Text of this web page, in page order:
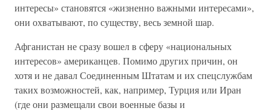
интересы» становятся «жизненно важными интересами»,
они охватывают, по существу, весь земной шар.
Афганистан не сразу вошел в сферу «национальных
интересов» американцев. Помимо других причин, он
хотя и не давал Соединенным Штатам и их спецслужбам
таких возможностей, как, например, Турция или Иран
(где они размещали свои военные базы и